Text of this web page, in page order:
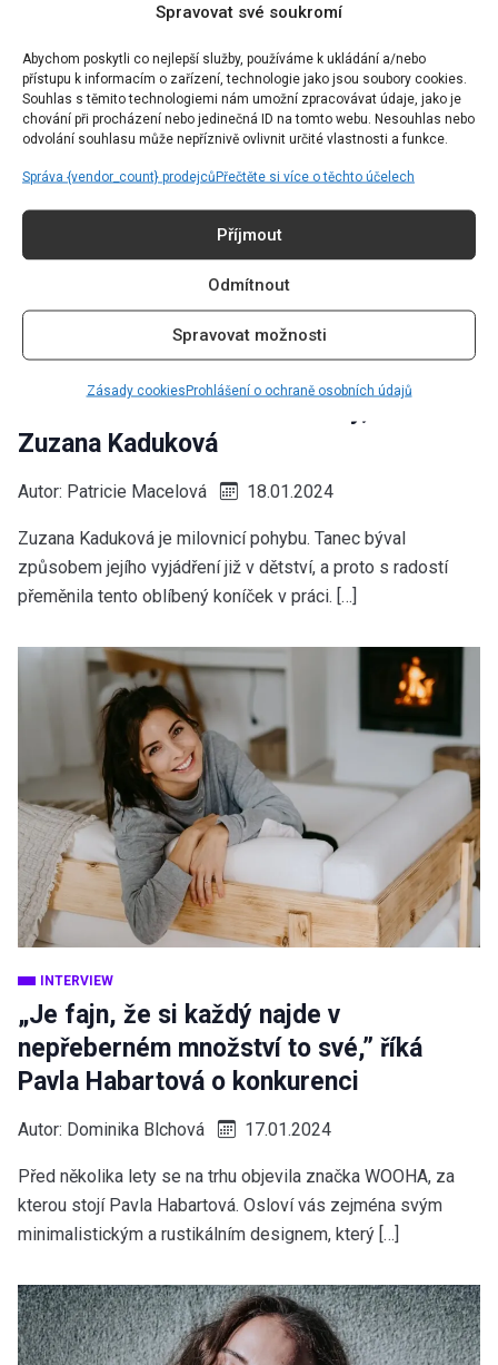
Spravovat své soukromí
Abychom poskytli co nejlepší služby, používáme k ukládání a/nebo
přístupu k informacím o zařízení, technologie jako jsou soubory cookies.
Souhlas s těmito technologiemi nám umožní zpracovávat údaje, jako je
chování při procházení nebo jedinečná ID na tomto webu. Nesouhlas nebo
odvolání souhlasu může nepříznivě ovlivnit určité vlastnosti a funkce.
Správa {vendor_count} prodejcůPřečtěte si více o těchto účelech
Příjmout
Odmítnout
Spravovat možnosti
Zásady cookiesProhlášení o ochraně osobních údajů
INTERVIEW
„To, že některé situace zvládly naše
maminky a babičky, neznamená, že je
Zuzana Kaduková
Autor: Patricie Macelová 18.01.2024
Zuzana Kaduková je milovnicí pohybu. Tanec býval
způsobem jejího vyjádření již v dětství, a proto s radostí
přeměnila tento oblíbený koníček v práci. […]
INTERVIEW
„Je fajn, že si každý najde v
nepřeberném množství to své,” říká
Pavla Habartová o konkurenci
Autor: Dominika Blchová 17.01.2024
Před několika lety se na trhu objevila značka WOOHA, za
kterou stojí Pavla Habartová. Osloví vás zejména svým
minimalistickým a rustikálním designem, který […]